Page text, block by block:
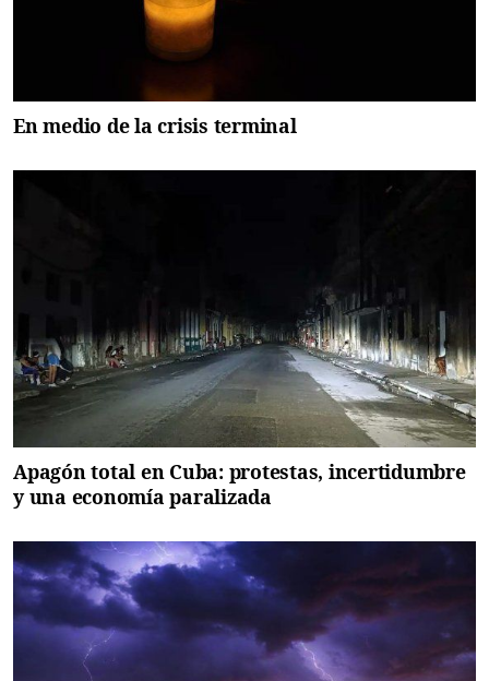
En medio de la crisis terminal
Apagón total en Cuba: protestas, incertidumbre
y una economía paralizada